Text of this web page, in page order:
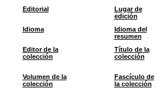
Editorial
Lugar de
edición
Idioma
Idioma del
resumen
Editor de la
colección
Título de la
colección
Volumen de la
colección
Fascículo de
la colección